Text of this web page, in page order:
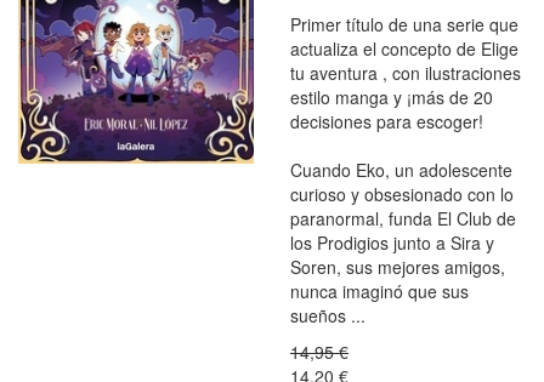
Primer título de una serie que
actualiza el concepto de Elige
tu aventura , con ilustraciones
estilo manga y ¡más de 20
decisiones para escoger!
Cuando Eko, un adolescente
curioso y obsesionado con lo
paranormal, funda El Club de
los Prodigios junto a Sira y
Soren, sus mejores amigos,
nunca imaginó que sus
sueños ...
14,95 €
14,20 €